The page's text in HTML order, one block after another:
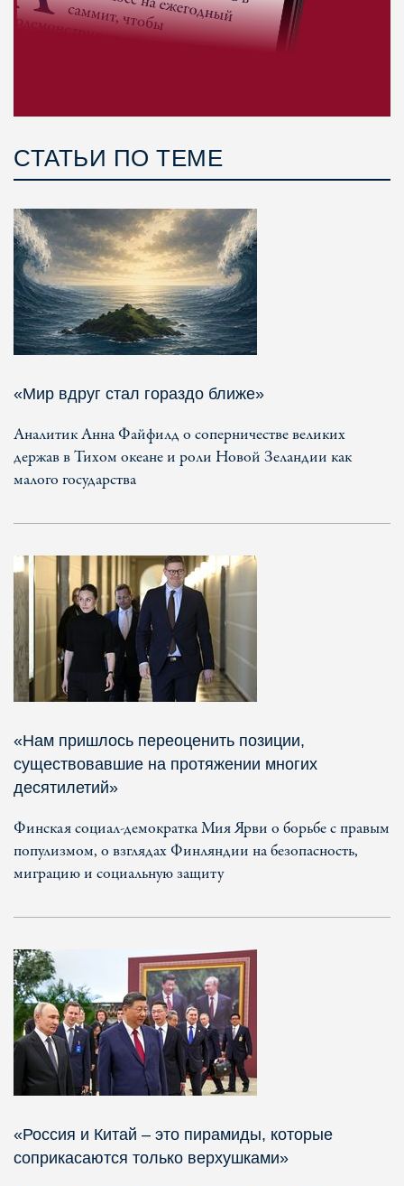
СТАТЬИ ПО ТЕМЕ
«Мир вдруг стал гораздо ближе»
Аналитик Анна Файфилд о соперничестве великих
держав в Тихом океане и роли Новой Зеландии как
малого государства
«Нам пришлось переоценить позиции,
существовавшие на протяжении многих
десятилетий»
Финская социал-демократка Мия Ярви о борьбе с правым
популизмом, о взглядах Финляндии на безопасность,
миграцию и социальную защиту
«Россия и Китай – это пирамиды, которые
соприкасаются только верхушками»